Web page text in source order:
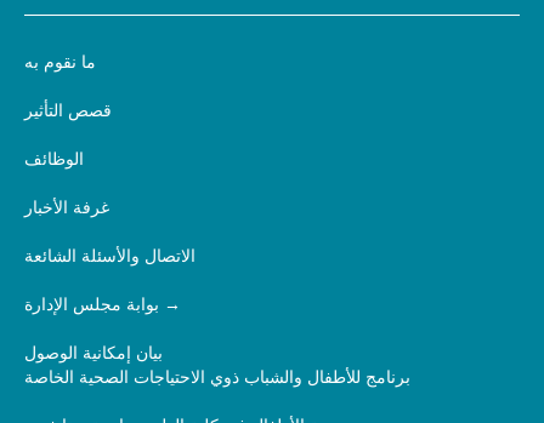
ما نقوم به
قصص التأثير
الوظائف
غرفة الأخبار
الاتصال والأسئلة الشائعة
بوابة مجلس الإدارة
بيان إمكانية الوصول
برنامج للأطفال والشباب ذوي الاحتياجات الصحية الخاصة